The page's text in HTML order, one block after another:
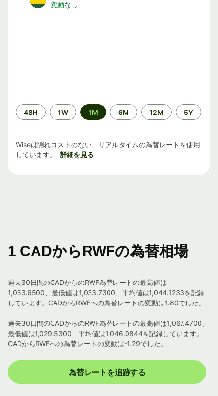
変動なし
期
間
48H 1W 1M 6M 12M 5Y
Wiseは隠れコストのない、リアルタイムの為替レートを使用
しています。
詳細を見る
1 CADからRWFの為替相場
過去30日間のCADからのRWF為替レートの最高値は
1,053.6500、最低値は1,033.7300、平均値は1,044.1233を記録
しています。CADからRWFへの為替レートの変動は1.80でした。
過去30日間のCADからのRWF為替レートの最高値は1,067.4700、
最低値は1,029.5300、平均値は1,046.0844を記録しています。
CADからRWFへの為替レートの変動は-1.29でした。
為替レートを追跡する